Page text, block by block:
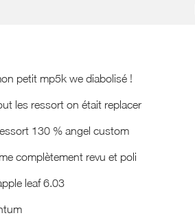
petit mp5k we diabolisé !
les ressort on était replacer
130 % angel custom
complètement revu et poli
leaf 6.03